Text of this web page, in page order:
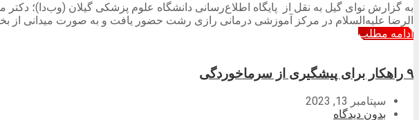
به گزارش نوای گیل به نقل از پایگاه اطلاع‌رسانی دانشگاه علوم پزشکی گیلان (وب‌دا)؛
الرضا علیه‌السلام در مرکز آموزشی درمانی رازی رشت حضور یافت و به صورت میدانی از
ادامه مطلب
۹ راهکار برای پیشگیری از سرماخوردگی
سپتامبر 13, 2023
بدون دیدگاه